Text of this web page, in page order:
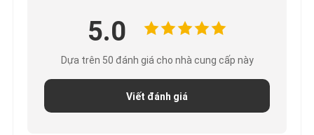
5.0
Dựa trên 50 đánh giá cho nhà cung cấp này
Viết đánh giá